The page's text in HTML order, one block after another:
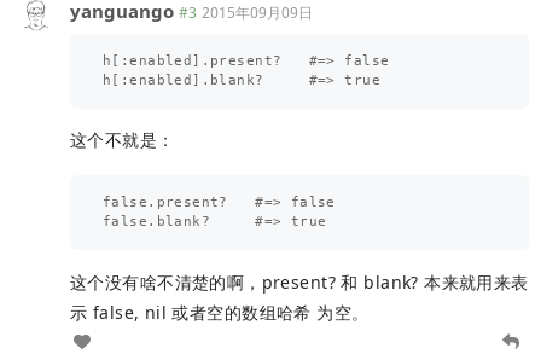
yanguango #3 2015年09月09日
h[:enabled].present?   #=> false
这个不就是：
false.present?   #=> false
这个没有啥不清楚的啊，present? 和 blank? 本来就用来表
示 false, nil 或者空的数组哈希 为空。